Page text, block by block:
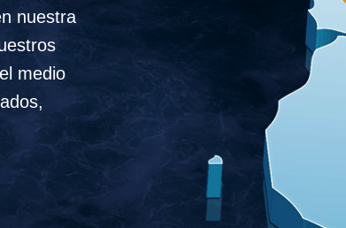
nuestra
medio